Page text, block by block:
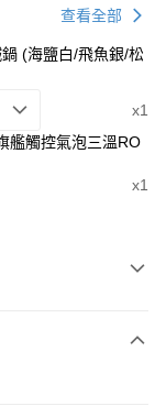
查看全部
(海鹽白/飛魚銀/松
x1
艦觸控氣泡三溫RO
x1